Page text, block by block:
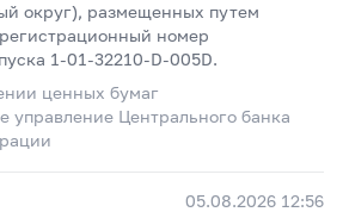
округ), размещенных путем
номер
1-01-32210-D-005D.
ценных бумаг
управление Центрального банка
05.08.2026 12:56